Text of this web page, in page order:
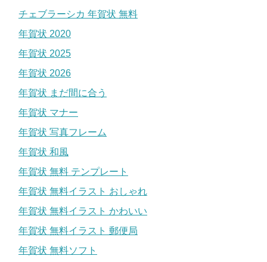
チェブラーシカ 年賀状 無料
年賀状 2020
年賀状 2025
年賀状 2026
年賀状 まだ間に合う
年賀状 マナー
年賀状 写真フレーム
年賀状 和風
年賀状 無料 テンプレート
年賀状 無料イラスト おしゃれ
年賀状 無料イラスト かわいい
年賀状 無料イラスト 郵便局
年賀状 無料ソフト